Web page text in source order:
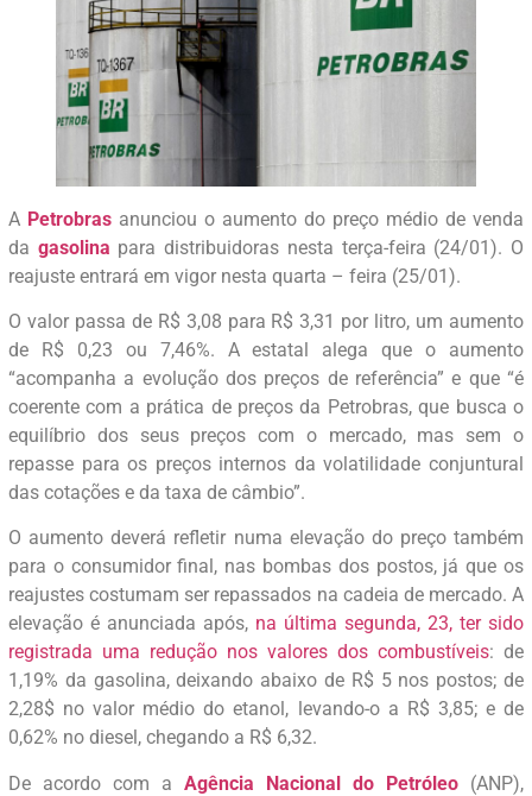
A Petrobras anunciou o aumento do preço médio de venda
da gasolina para distribuidoras nesta terça-feira (24/01). O
reajuste entrará em vigor nesta quarta – feira (25/01).
O valor passa de R$ 3,08 para R$ 3,31 por litro, um aumento
de R$ 0,23 ou 7,46%. A estatal alega que o aumento
“acompanha a evolução dos preços de referência” e que “é
coerente com a prática de preços da Petrobras, que busca o
equilíbrio dos seus preços com o mercado, mas sem o
repasse para os preços internos da volatilidade conjuntural
das cotações e da taxa de câmbio”.
O aumento deverá refletir numa elevação do preço também
para o consumidor final, nas bombas dos postos, já que os
reajustes costumam ser repassados na cadeia de mercado. A
elevação é anunciada após, na última segunda, 23, ter sido
registrada uma redução nos valores dos combustíveis: de
1,19% da gasolina, deixando abaixo de R$ 5 nos postos; de
2,28$ no valor médio do etanol, levando-o a R$ 3,85; e de
0,62% no diesel, chegando a R$ 6,32.
De acordo com a Agência Nacional do Petróleo (ANP),